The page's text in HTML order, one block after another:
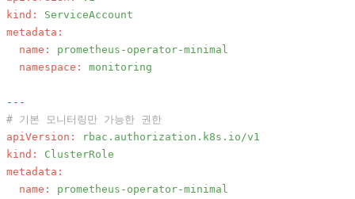
kind:
ServiceAccount
metadata:
name:
prometheus-operator-minimal
namespace:
monitoring
---
# 기본 모니터링만 가능한 권한
apiVersion:
rbac.authorization.k8s.io/v1
kind:
ClusterRole
metadata:
name:
prometheus-operator-minimal